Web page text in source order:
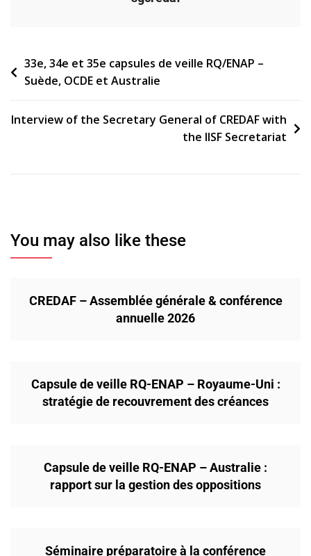
Navigation
de
33e, 34e et 35e capsules de veille RQ/ENAP –
Suède, OCDE et Australie
Interview of the Secretary General of CREDAF with
the IISF Secretariat
You may also like these
CREDAF – Assemblée générale & conférence
annuelle 2026
Capsule de veille RQ-ENAP – Royaume-Uni :
stratégie de recouvrement des créances
Capsule de veille RQ-ENAP – Australie :
rapport sur la gestion des oppositions
Séminaire préparatoire à la conférence